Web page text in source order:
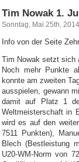
Tim Nowak 1.
Sonntag, Mai 25th, 2014
Info von der Seite
Tim Nowak setzt sich
Noch mehr Punkte
konnte am zweiten
ausspielen, gewann
damit auf Platz 1
Weltmeisterschaft in
wird es auf den
7511 Punkten),
Blech (Bestleistung
U20-WM-Norm von